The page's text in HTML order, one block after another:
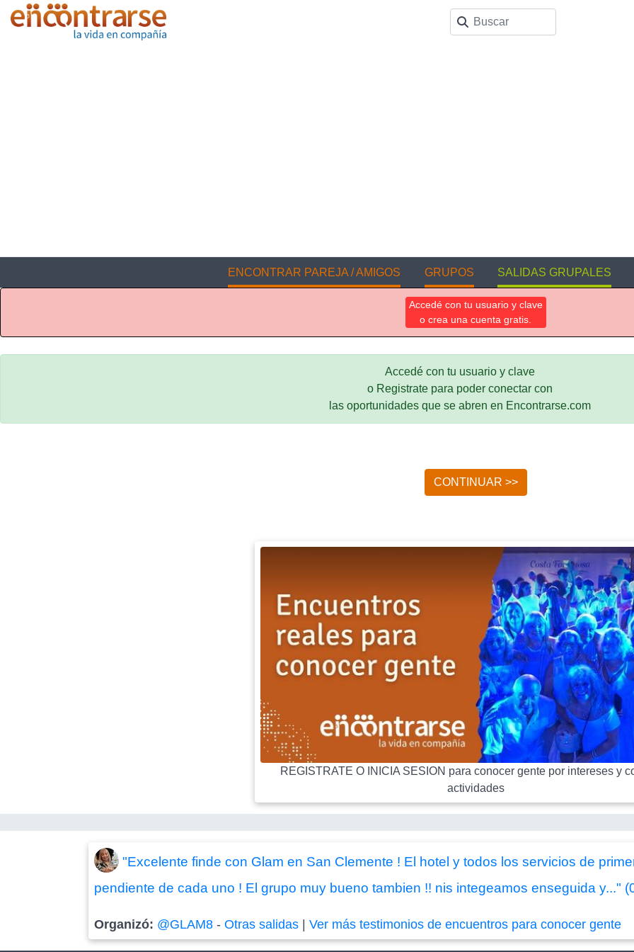
ENCONTRAR PAREJA / AMIGOS GRUPOS SALIDAS GRUPALES
Accedé con tu usuario y clave
o crea una cuenta gratis.
Accedé con tu usuario y clave
o Registrate para poder conectar con
las oportunidades que se abren en Encontrarse.com
CONTINUAR >>
REGISTRATE O INICIA SESION para conocer gente por intereses y
actividades
"Excelente finde con Glam en San Clemente ! El hotel y todos los servicios de
pendiente de cada uno ! El grupo muy bueno tambien !! nis integeamos enseguida y..."
Organizó: @GLAM8 -Otras salidas |Ver más testimonios de encuentros para conocer gente